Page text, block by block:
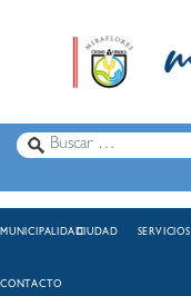
MUNICIPALIDADCIUDAD SERVICIOS
CONTACTO